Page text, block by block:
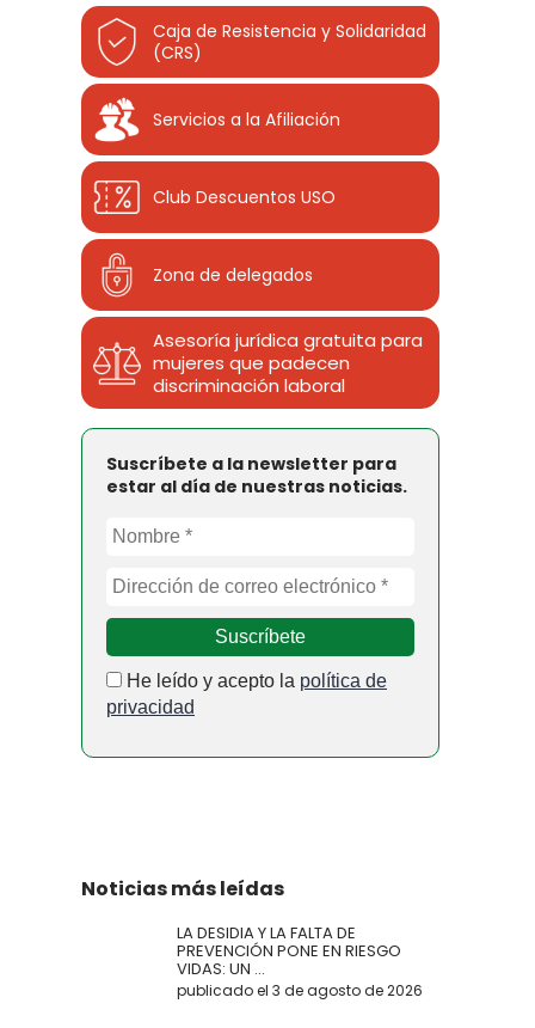
Caja de Resistencia y Solidaridad
(CRS)
Servicios a la Afiliación
Club Descuentos USO
Zona de delegados
Asesoría jurídica gratuita para
mujeres que padecen
discriminación laboral
Suscríbete a la newsletter para
estar al día de nuestras noticias.
He leído y acepto la política de
privacidad
Noticias más leídas
LA DESIDIA Y LA FALTA DE
PREVENCIÓN PONE EN RIESGO
VIDAS: UN ...
publicado el 3 de agosto de 2026